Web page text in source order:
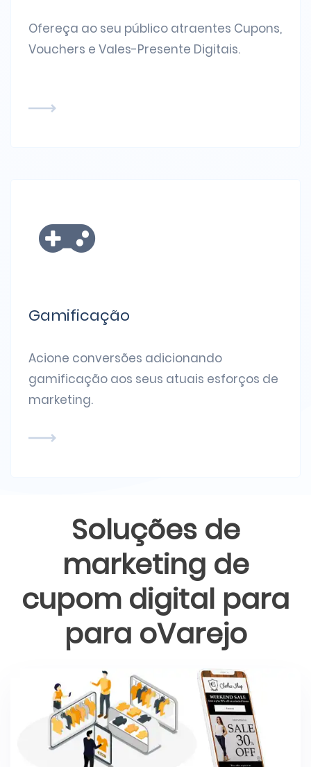
Ofereça ao seu público atraentes Cupons,
Vouchers e Vales-Presente Digitais.
Gamificação
Acione conversões adicionando
gamificação aos seus atuais esforços de
marketing.
Soluções de
marketing de
cupom digital para
para oVarejo